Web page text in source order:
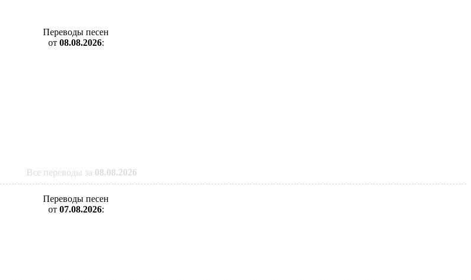
Переводы песен
от 08.08.2026:
Все переводы за 08.08.2026
Переводы песен
от 07.08.2026: